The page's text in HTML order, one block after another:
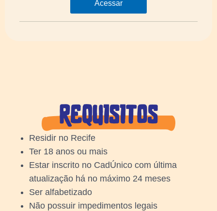
Acessar
Residir no Recife
Ter 18 anos ou mais
Estar inscrito no CadÚnico com última
atualização há no máximo 24 meses
Ser alfabetizado
Não possuir impedimentos legais